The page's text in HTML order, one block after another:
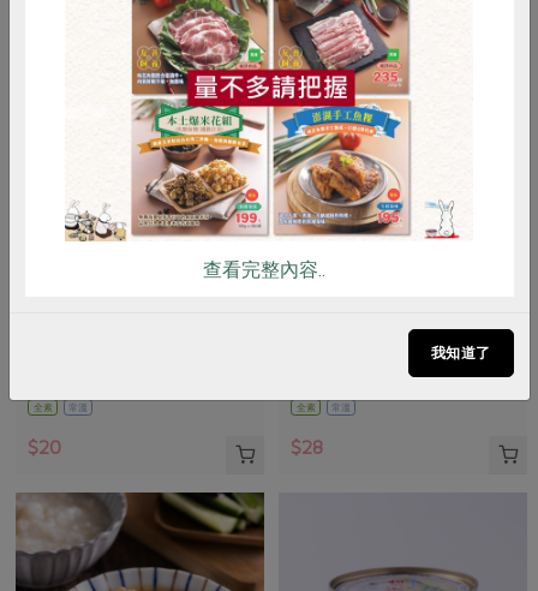
全素 常溫
$20
青葉食品工業股份有限公司
160公克(含固形量100公克)
全素 常溫
$28
RPET 食譜 減硝酸鹽
雞蛋 食安 共同購買
查看完整內容..
我知道了